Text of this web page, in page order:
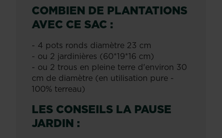
COMBIEN DE PLANTATIONS
AVEC CE SAC :
- 4 pots ronds diamètre 23 cm
- ou 2 jardinières (60*19*16 cm)
- ou 2 trous en pleine terre d'environ 30
cm de diamètre (en utilisation pure -
100% terreau)
LES CONSEILS LA PAUSE
JARDIN :